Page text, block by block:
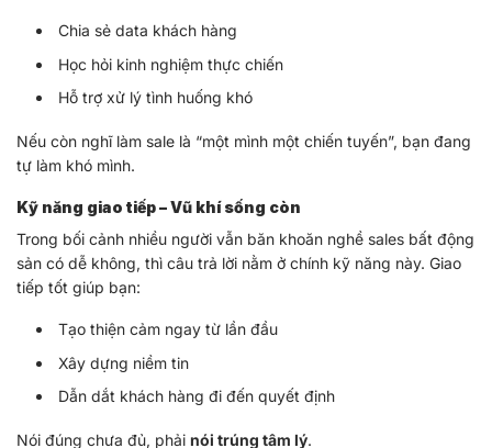
Chia sẻ data khách hàng
Học hỏi kinh nghiệm thực chiến
Hỗ trợ xử lý tình huống khó
Nếu còn nghĩ làm sale là “một mình một chiến tuyến”, bạn đang
tự làm khó mình.
Kỹ năng giao tiếp – Vũ khí sống còn
Trong bối cảnh nhiều người vẫn băn khoăn nghề sales bất động
sản có dễ không, thì câu trả lời nằm ở chính kỹ năng này. Giao
tiếp tốt giúp bạn:
Tạo thiện cảm ngay từ lần đầu
Xây dựng niềm tin
Dẫn dắt khách hàng đi đến quyết định
Nói đúng chưa đủ, phải nói trúng tâm lý.